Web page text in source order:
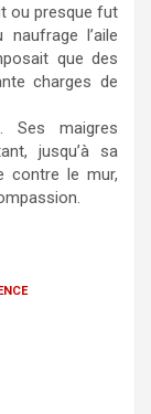
ou presque fut
l’aile
que des
charges de
Ses maigres
jusqu’à sa
contre le mur,